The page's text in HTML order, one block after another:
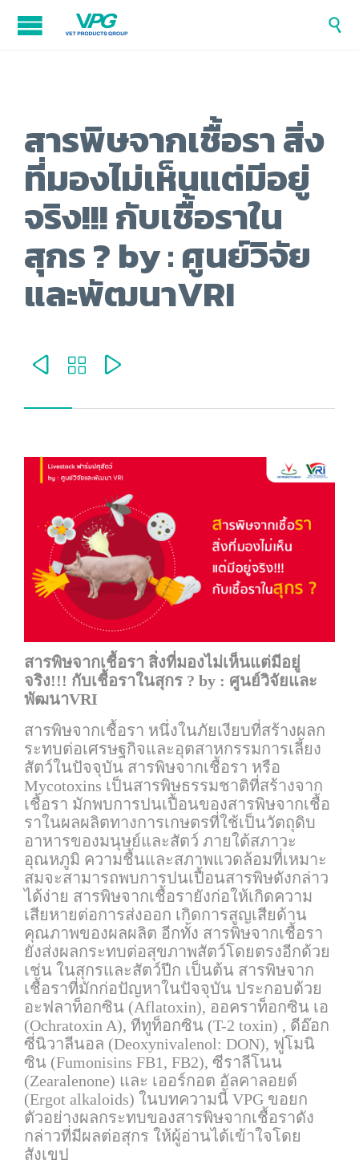

สารพิษจากเชื้อรา สิ่ง
ที่มองไม่เห็นแต่มีอยู่
จริง!!! กับเชื้อราใน
สุกร ? by : ศูนย์วิจัย
และพัฒนาVRI
  
สารพิษจากเชื้อรา สิ่งที่มองไม่เห็นแต่มีอยู่
จริง!!! กับเชื้อราในสุกร ? by : ศูนย์วิจัยและ
พัฒนาVRI
สารพิษจากเชื้อรา หนึ่งในภัยเงียบที่สร้างผลก
ระทบต่อเศรษฐกิจและอุตสาหกรรมการเลี้ยง
สัตว์ในปัจจุบัน สารพิษจากเชื้อรา หรือ
Mycotoxins เป็นสารพิษธรรมชาติที่สร้างจาก
เชื้อรา มักพบการปนเปื้อนของสารพิษจากเชื้อ
ราในผลผลิตทางการเกษตรที่ใช้เป็นวัตถุดิบ
อาหารของมนุษย์และสัตว์ ภายใต้สภาวะ
อุณหภูมิ ความชื้นและสภาพแวดล้อมที่เหมาะ
สมจะสามารถพบการปนเปื้อนสารพิษดังกล่าว
ได้ง่าย สารพิษจากเชื้อรายังก่อให้เกิดความ
เสียหายต่อการส่งออก เกิดการสูญเสียด้าน
คุณภาพของผลผลิต อีกทั้ง สารพิษจากเชื้อรา
ยังส่งผลกระทบต่อสุขภาพสัตว์โดยตรงอีกด้วย
เช่น ในสุกรและสัตว์ปีก เป็นต้น สารพิษจาก
เชื้อราที่มักก่อปัญหาในปัจจุบัน ประกอบด้วย
อะฟลาท็อกซิน (Aflatoxin), ออคราท็อกซิน เอ
(Ochratoxin A), ทีทูท็อกซิน (T-2 toxin) , ดีอ๊อก
ซี่นิวาลีนอล (Deoxynivalenol: DON), ฟูโมนิ
ซิน (Fumonisins FB1, FB2), ซีราลีโนน
(Zearalenone) และ เออร์กอต อัลคาลอยด์
(Ergot alkaloids) ในบทความนี้ VPG ขอยก
ตัวอย่างผลกระทบของสารพิษจากเชื้อราดัง
กล่าวที่มีผลต่อสุกร ให้ผู้อ่านได้เข้าใจโดย
สังเขป